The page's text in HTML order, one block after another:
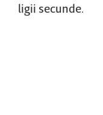
ligii secunde.